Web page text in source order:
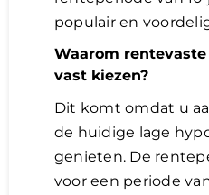
populair en
Waarom
vast kiezen?
Dit komt omdat u
de huidige lage
genieten. De
voor een periode